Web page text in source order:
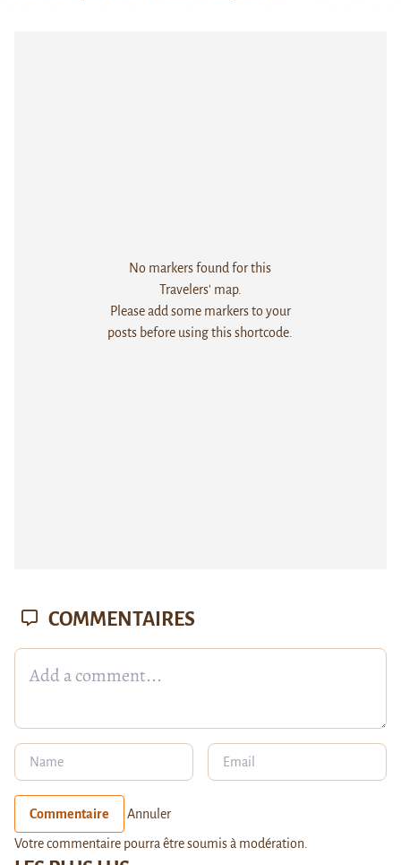
No markers found for this
Travelers' map.
Please add some markers to your
posts before using this shortcode.
COMMENTAIRES
Commentaire Annuler
Votre commentaire pourra être soumis à modération.